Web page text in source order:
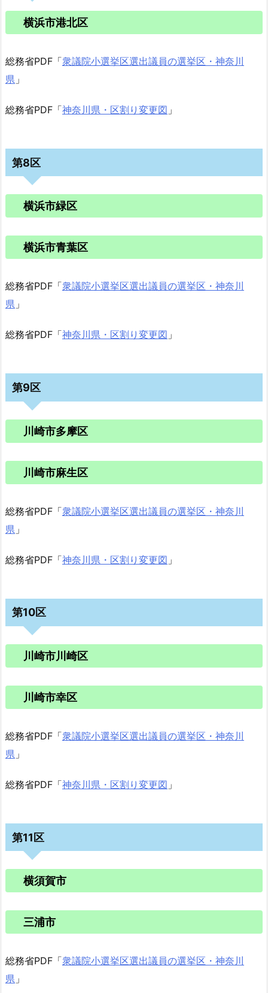
横浜市港北区
総務省PDF「衆議院小選挙区選出議員の選挙区・神奈川
県 」
総務省PDF「神奈川県・区割り変更図 」
第8区
横浜市緑区
横浜市青葉区
総務省PDF「衆議院小選挙区選出議員の選挙区・神奈川
県 」
総務省PDF「神奈川県・区割り変更図 」
第9区
川崎市多摩区
川崎市麻生区
総務省PDF「衆議院小選挙区選出議員の選挙区・神奈川
県 」
総務省PDF「神奈川県・区割り変更図 」
第10区
川崎市川崎区
川崎市幸区
総務省PDF「衆議院小選挙区選出議員の選挙区・神奈川
県 」
総務省PDF「神奈川県・区割り変更図 」
第11区
横須賀市
三浦市
総務省PDF「衆議院小選挙区選出議員の選挙区・神奈川
県 」